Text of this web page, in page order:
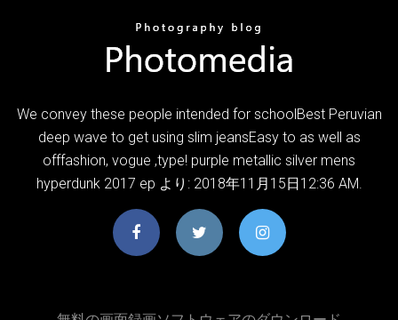
We convey these people intended for schoolBest Peruvian
deep wave to get using slim jeansEasy to as well as
offfashion, vogue ,type! purple metallic silver mens
hyperdunk 2017 ep より: 2018年11月15日12:36 AM.